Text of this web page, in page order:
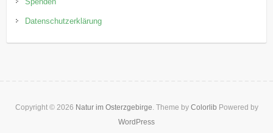
Datenschutzerklärung
Copyright © 2026 Natur im Osterzgebirge . Theme by Colorlib Powered by
WordPress